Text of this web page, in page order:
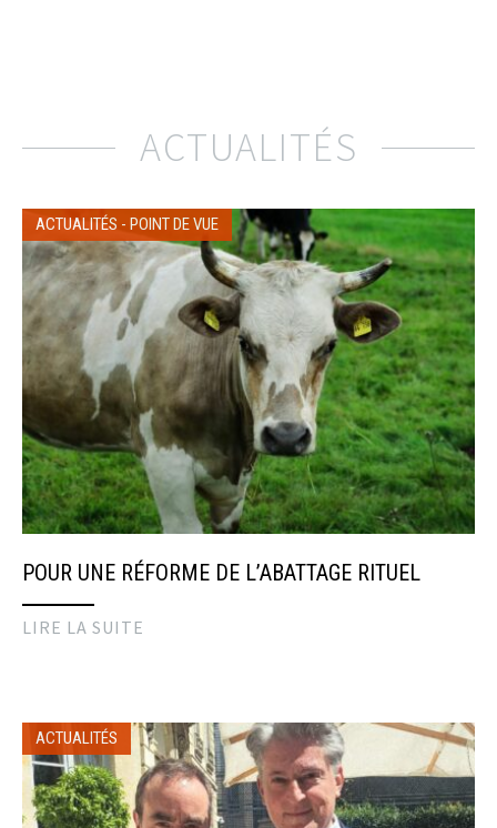
ACTUALITÉS
ACTUALITÉS - POINT DE VUE
POUR UNE RÉFORME DE L’ABATTAGE RITUEL
LIRE LA SUITE
ACTUALITÉS